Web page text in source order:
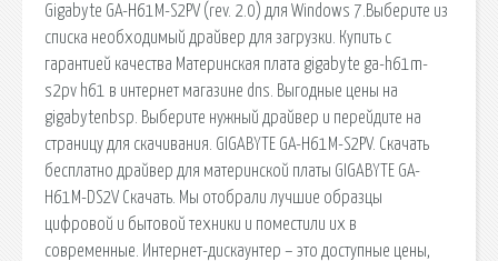
Gigabyte GA-H61M-S2PV (rev. 2.0) для Windows 7.Выберите из
списка необходимый драйвер для загрузки. Купить с
гарантией качества Материнская плата gigabyte ga-h61m-
s2pv h61 в интернет магазине dns. Выгодные цены на
gigabytenbsp. Выберите нужный драйвер и перейдите на
страницу для скачивания. GIGABYTE GA-H61M-S2PV. Скачать
бесплатно драйвер для материнской платы GIGABYTE GA-
H61M-DS2V Скачать. Мы отобрали лучшие образцы
цифровой и бытовой техники и поместили их в
современные. Интернет-дискаунтер – это доступные цены,